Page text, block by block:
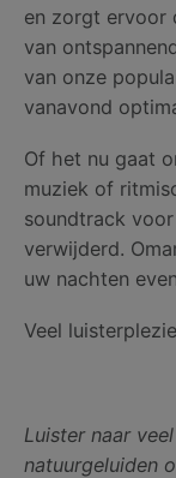
en zorgt ervoor
van
van onze
vanavond
Of het nu gaat
muziek of
soundtrack
verwijderd.
uw nachten
Veel
Luister naar
natuurgeluiden